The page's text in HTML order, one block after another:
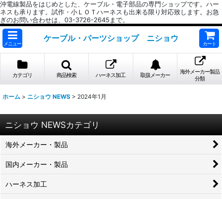
沖電線製品をはじめとした、ケーブル・電子部品の専門ショップです。ハー
ネスも承ります。試作・小ＬＯＴハーネスも出来る限り対応致します。お急
ぎのお問い合わせは、03-3726-2645まで。
メニュー
ケーブル・パーツショップ ニショウ
カート
カテゴリ 商品検索 ハーネス加工 取扱メーカー
海外メーカー製品
分類
ホーム > ニショウ NEWS > 2024年1月
ニショウ NEWSカテゴリ
海外メーカー・製品
国内メーカー・製品
ハーネス加工